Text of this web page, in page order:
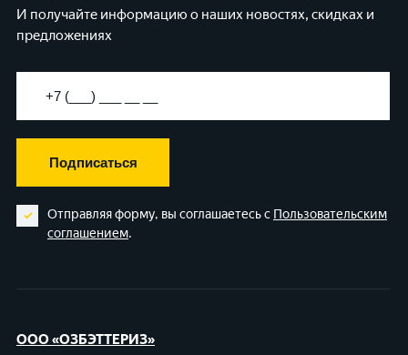
И получайте информацию о наших новостях, скидках и
предложениях
Подписаться
Отправляя форму, вы соглашаетесь с Пользовательским
соглашением.
ООО «ОЗБЭТТЕРИЗ»